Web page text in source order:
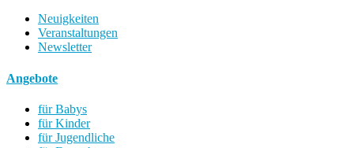
Neuigkeiten
Veranstaltungen
Newsletter
Angebote
für Babys
für Kinder
für Jugendliche